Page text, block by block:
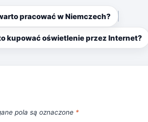
pracować w Niemczech?
kupować oświetlenie przez Internet?
pola są oznaczone *